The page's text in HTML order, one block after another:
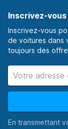
Inscrivez-
Inscrivez-vous
de voitures dans
toujours des
En transmettant